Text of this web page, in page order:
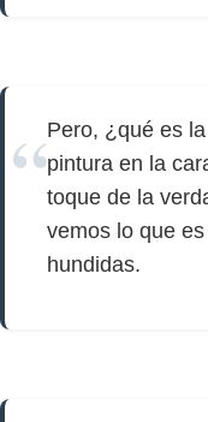
Pero, ¿qué es
pintura en la
toque de la
vemos lo que
hundidas.